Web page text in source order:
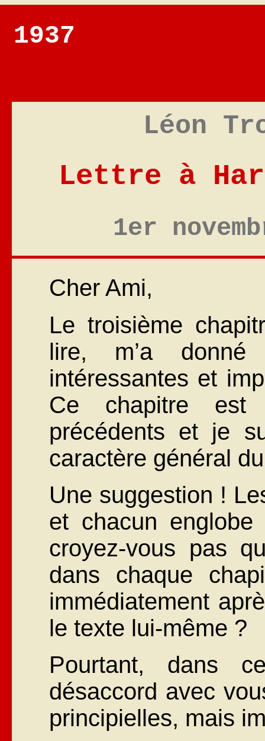
1937
Léon
Lettre à
1er
Cher Ami,
Le troisième
lire, m’a donné
intéressantes et
Ce chapitre
précédents et je
caractère général
Une suggestion !
et chacun
croyez-vous pas
dans chaque
immédiatement
le texte lui-même ?
Pourtant, dans
désaccord avec
principielles, mais